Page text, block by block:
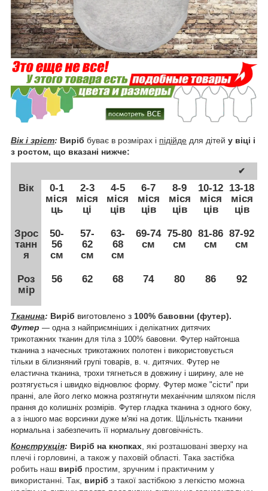
Вік і зріст: Виріб буває в розмірах і підійде для дітей у віці і
з ростом, що вказані нижче:
✔
Вік
0-1
міся
ць
2-3
міся
ці
4-5
міся
ців
6-7
міся
ців
8-9
міся
ців
10-12
міся
ців
13-18
міся
ців
Зрос
танн
я
50-
56
см
57-
62
см
63-
68
см
69-74
см
75-80
см
81-86
см
87-92
см
Роз
мір
56 62 68 74 80 86 92
Тканина: Виріб виготовлено з 100% бавовни (футер).
Футер ― одна з найприємніших і делікатних дитячих
трикотажних тканин для тіла з 100% бавовни. Футер найтонша
тканина з начесных трикотажних полотен і використовується
тільки в білизняний групі товарів, в. ч. дитячих. Футер не
еластична тканина, трохи тягнеться в довжину і ширину, але не
розтягується і швидко відновлює форму. Футер може "сісти" при
пранні, але його легко можна розтягнути механічним шляхом після
прання до колишніх розмірів. Футер гладка тканина з одного боку,
а з іншого має ворсинки дуже м'які на дотик. Щільність тканини
нормальна і забезпечить її нормальну довговічність.
Конструкція: Виріб на кнопках , які розташовані зверху на
плечі і горловині, а також у паховій області . Така застібка
робить наш виріб простим, зручним і практичним у
використанні. Так, виріб з такої застібкою з легкістю можна